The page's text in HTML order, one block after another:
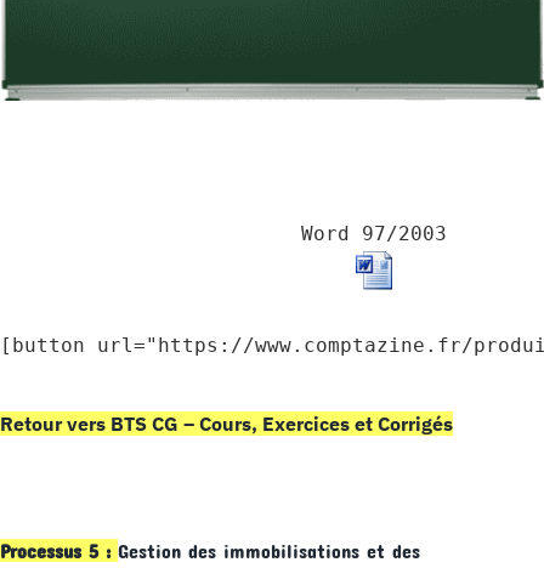
Word 97/2003
[button url="https://www.comptazine.fr/
Retour vers BTS CG – Cours, Exercices et Corrigés
Processus 5 : Gestion des immobilisations et des